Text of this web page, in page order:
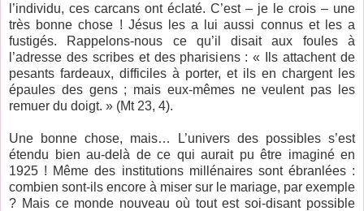
l’individu, ces carcans ont éclaté. C’est – je le crois – une
très bonne chose ! Jésus les a lui aussi connus et les a
fustigés. Rappelons-nous ce qu’il disait aux foules à
l’adresse des scribes et des pharisiens : « Ils attachent de
pesants fardeaux, difficiles à porter, et ils en chargent les
épaules des gens ; mais eux-mêmes ne veulent pas les
remuer du doigt. » (Mt 23, 4).
Une bonne chose, mais… L’univers des possibles s’est
étendu bien au-delà de ce qui aurait pu être imaginé en
1925 ! Même des institutions millénaires sont ébranlées :
combien sont-ils encore à miser sur le mariage, par exemple
? Mais ce monde nouveau où tout est soi-disant possible